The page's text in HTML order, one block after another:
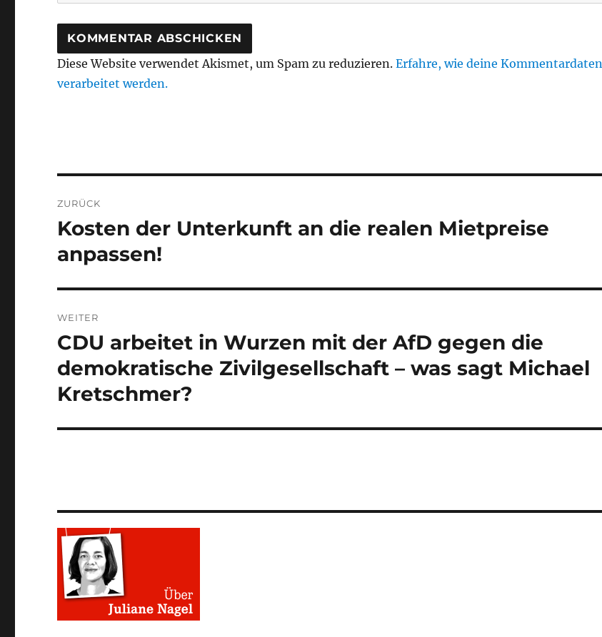
Diese Website verwendet Akismet, um Spam zu reduzieren.Erfahre, wie deine Kommentardaten
verarbeitet werden.
ZURÜCK
Vorheriger
Kosten der Unterkunft an die realen Mietpreise
anpassen!
WEITER
Nächster
Beitrag:
CDU arbeitet in Wurzen mit der AfD gegen die
demokratische Zivilgesellschaft – was sagt Michael
Kretschmer?